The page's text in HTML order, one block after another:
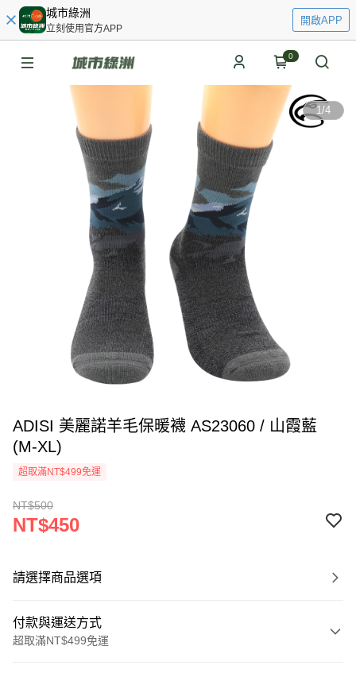
城市綠洲
立刻使用官方APP
開啟APP
0
1/4
ADISI 美麗諾羊毛保暖襪 AS23060 / 山霞藍
(M-XL)
超取滿NT$499免運
NT$500
NT$450
請選擇商品選項
付款與運送方式
超取滿NT$499免運